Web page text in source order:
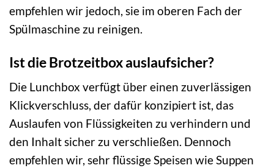
empfehlen wir jedoch, sie im oberen Fach der
Spülmaschine zu reinigen.
Ist die Brotzeitbox auslaufsicher?
Die Lunchbox verfügt über einen zuverlässigen
Klickverschluss, der dafür konzipiert ist, das
Auslaufen von Flüssigkeiten zu verhindern und
den Inhalt sicher zu verschließen. Dennoch
empfehlen wir, sehr flüssige Speisen wie Suppen